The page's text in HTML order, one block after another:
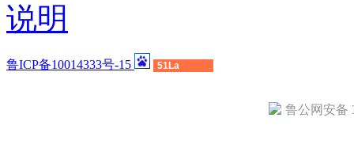
说明
鲁ICP备10014333号-15 51La
鲁公网安备